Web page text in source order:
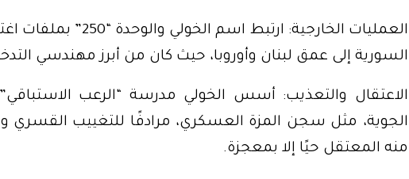
العمليات الخارجية: ارتبط
السورية إلى عمق لبنان وأوروبا، حيث كان من أبرز مهندسي
الاعتقال والتعذيب: أسس الخولي مدرسة “الرعب
الجوية، مثل سجن المزة العسكري، مرادفًا للتغييب القسري
منه المعتقل حيًا إلا بمعجزة.